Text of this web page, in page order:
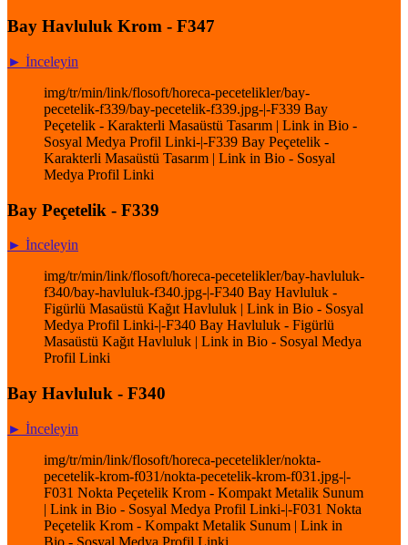
Bay Havluluk Krom - F347
► İnceleyin
img/tr/min/link/flosoft/horeca-pecetelikler/bay-
pecetelik-f339/bay-pecetelik-f339.jpg-|-F339 Bay
Peçetelik - Karakterli Masaüstü Tasarım | Link in Bio -
Sosyal Medya Profil Linki-|-F339 Bay Peçetelik -
Karakterli Masaüstü Tasarım | Link in Bio - Sosyal
Medya Profil Linki
Bay Peçetelik - F339
► İnceleyin
img/tr/min/link/flosoft/horeca-pecetelikler/bay-havluluk-
f340/bay-havluluk-f340.jpg-|-F340 Bay Havluluk -
Figürlü Masaüstü Kağıt Havluluk | Link in Bio - Sosyal
Medya Profil Linki-|-F340 Bay Havluluk - Figürlü
Masaüstü Kağıt Havluluk | Link in Bio - Sosyal Medya
Profil Linki
Bay Havluluk - F340
► İnceleyin
img/tr/min/link/flosoft/horeca-pecetelikler/nokta-
pecetelik-krom-f031/nokta-pecetelik-krom-f031.jpg-|-
F031 Nokta Peçetelik Krom - Kompakt Metalik Sunum
| Link in Bio - Sosyal Medya Profil Linki-|-F031 Nokta
Peçetelik Krom - Kompakt Metalik Sunum | Link in
Bio - Sosyal Medya Profil Linki